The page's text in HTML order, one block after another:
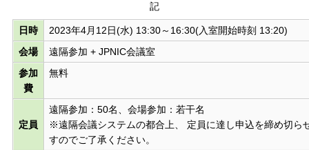
記
日時
2023年4月12日(水) 13:30～16:30(入室開始時刻 13:20)
会場
遠隔参加 + JPNIC会議室
参加
費
無料
定員
遠隔参加：50名、会場参加：若干名
※遠隔会議システムの都合上、 定員に達し申込を締め切ら
すのでご了承ください。